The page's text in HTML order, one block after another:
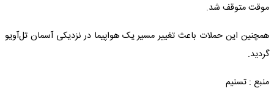
موقت متوقف شد.
همچنین این حملات باعث تغییر مسیر یک هواپیما در نزدیکی آسمان تل‌آویو
گردید.
منبع : تسنیم